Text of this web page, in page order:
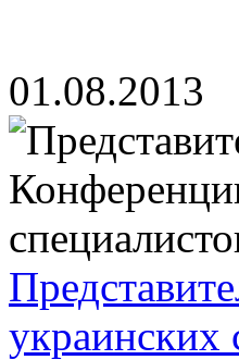
01.08.2013
украинских